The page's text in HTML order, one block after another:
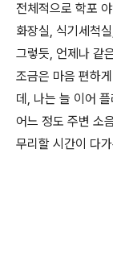
전체적으로 학포
화장실, 식기세척
그렇듯, 언제나 같
조금은 마음 편하
데, 나는 늘 이어
어느 정도 주변 소
무리할 시간이 다